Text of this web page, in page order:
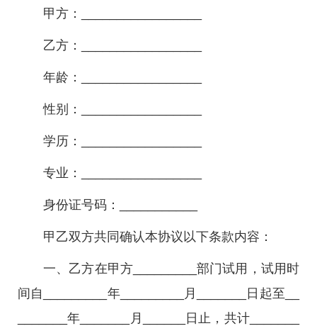
甲方：_________________
乙方：_________________
年龄：_________________
性别：_________________
学历：_________________
专业：_________________
身份证号码：___________
甲乙双方共同确认本协议以下条款内容：
一、乙方在甲方_________部门试用，试用时
间自_________年_________月_______日起至__
_______年_______月______日止，共计_______